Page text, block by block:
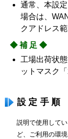
通常、本設
場合は、
クアドレス
◆補足◆
工場出荷状
ットマスク
設定手順
説明で使用して
ど、ご利用の環